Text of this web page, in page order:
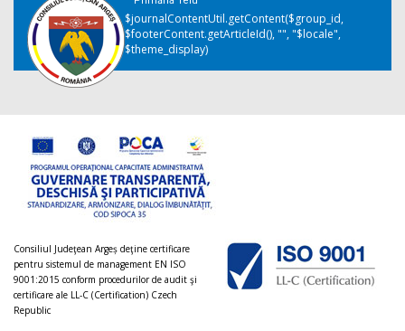
$journalContentUtil.getContent($group_id,
$footerContent.getArticleId(), "", "$locale",
$theme_display)
Consiliul Judeţean Argeș deţine certificare
pentru sistemul de management EN ISO
9001:2015 conform procedurilor de audit şi
certificare ale LL-C (Certification) Czech
Republic